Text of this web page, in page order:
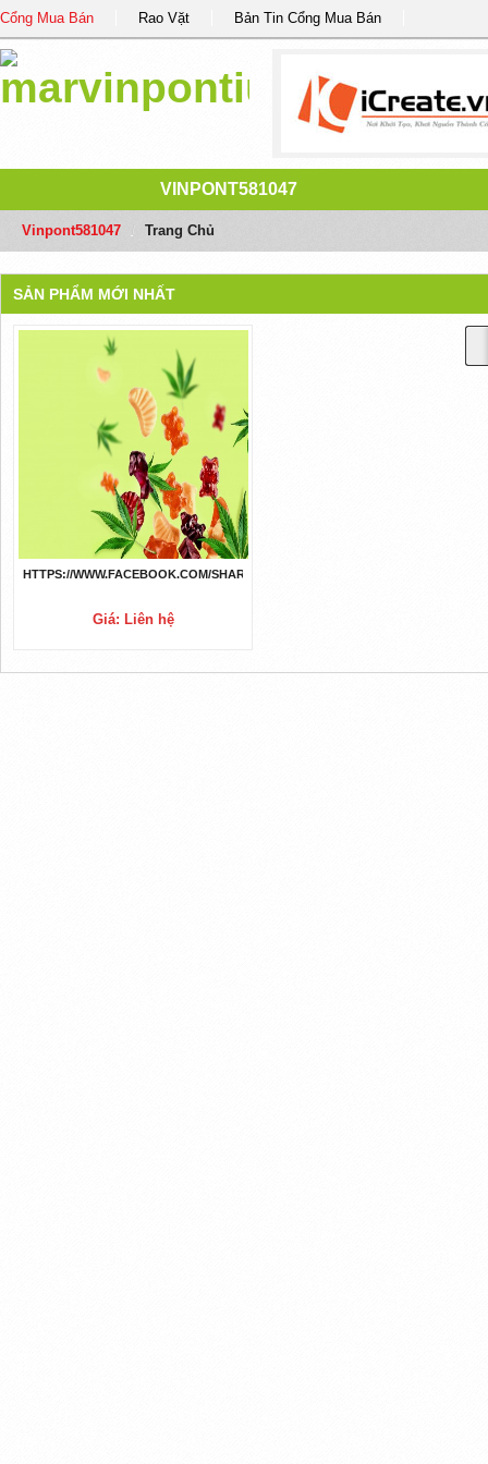
Cổng Mua Bán Rao Vặt Bản Tin Cổng Mua Bán
VINPONT581047
Vinpont581047 Trang Chủ
SẢN PHẨM MỚI NHẤT
HTTPS://WWW.FACEBOOK.COM/SHARKTANKKETOGUMMIESUS/
Giá: Liên hệ